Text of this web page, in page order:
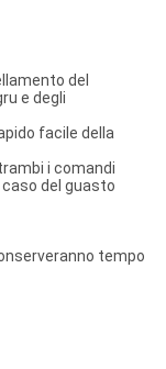
del
e degli
facile della
i comandi
del guasto
tempo